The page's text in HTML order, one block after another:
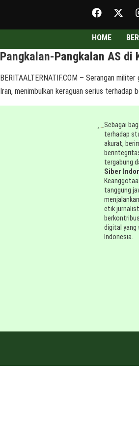
HOME
Pangkalan-Pangkalan AS di
BERITAALTERNATIF.COM – Serangan
Iran, menimbulkan keraguan serius
Sebagai
terhadap
akurat,
tergabung
Siber
tanggung
etik
digital yang
Indonesia.